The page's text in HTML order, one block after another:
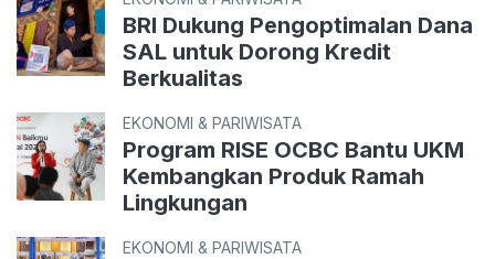
BRI Dukung Pengoptimalan Dana
SAL untuk Dorong Kredit
Berkualitas
EKONOMI & PARIWISATA
Program RISE OCBC Bantu UKM
Kembangkan Produk Ramah
Lingkungan
EKONOMI & PARIWISATA